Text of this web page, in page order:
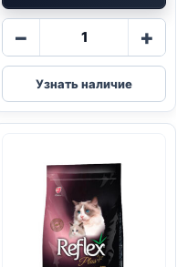
−
Количество
Reflex
сух.
(КОТЯТ
ЯГНЕНОК)
весовой
1кг
+
Узнать наличие